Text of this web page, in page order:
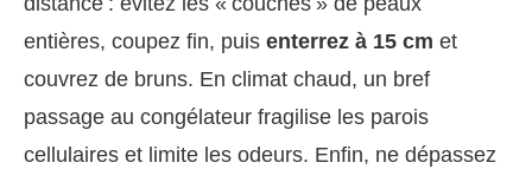
entières, coupez fin, puis enterrez à 15 cm et
couvrez de bruns. En climat chaud, un bref
passage au congélateur fragilise les parois
cellulaires et limite les odeurs. Enfin, ne dépassez